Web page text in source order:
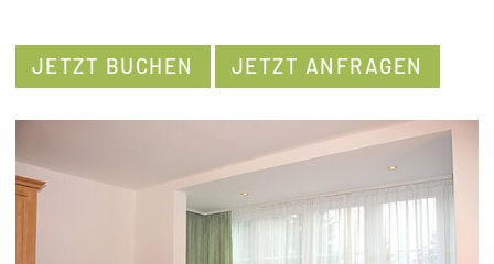
JETZT BUCHEN JETZT ANFRAGEN